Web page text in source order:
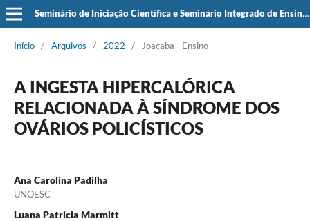
Seminário de Iniciação Científica e Seminário Integrado de Ensino, Pesquisa e Extensão (SIEPE)
Início / Arquivos / 2022 / Joaçaba - Ensino
A INGESTA HIPERCALÓRICA
RELACIONADA À SÍNDROME DOS
OVÁRIOS POLICÍSTICOS
Ana Carolina Padilha
UNOESC
Luana Patricia Marmitt